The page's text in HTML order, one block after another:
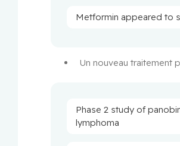
Metformin appeared to
Un nouveau traitement
Phase 2 study of
lymphoma